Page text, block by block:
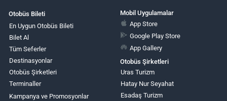
Otobüs Bileti
En Uygun Otobüs Bileti
Bilet Al
Tüm Seferler
Destinasyonlar
Otobüs Şirketleri
Terminaller
Kampanya ve Promosyonlar
Mobil Uygulamalar
App Store
Google Play Store
App Gallery
Otobüs Şirketleri
Uras Turizm
Hatay Nur Seyahat
Esadaş Turizm